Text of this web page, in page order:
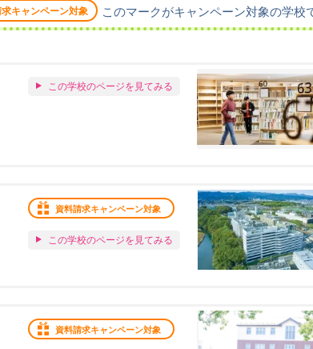
キャンペーン対象 このマークがキャンペーン対象の学校
この学校のページを見てみる
資料請求キャンペーン対象
この学校のページを見てみる
資料請求キャンペーン対象